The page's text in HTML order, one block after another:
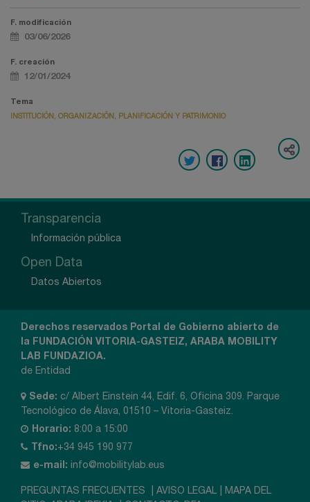
F. modificación
03/06/2026
F. creación
12/01/2024
Tema
INSTITUCIÓN, ORGANIZACIÓN, PLANIFICACIÓN Y PATRIMONIO
Transparencia
Información pública
Open Data
Datos Abiertos
Derechos reservados Portal de Gobierno abierto de
la FUNDACIÓN VITORIA-GASTEIZ, ARABA MOBILITY
LAB FUNDAZIOA.
de Entidad
Sede: c/ Albert Einstein 44, Edif. 6, Oficina 309. Parque
Tecnológico de Álava, 01510 – Vitoria-Gasteiz.
Horario: 8:00 a 15:00
Tfno:+34 945 190 977
e-mail:
info@mobilitylab.eus
PREGUNTAS FRECUENTES AVISO LEGAL
MAPA DEL